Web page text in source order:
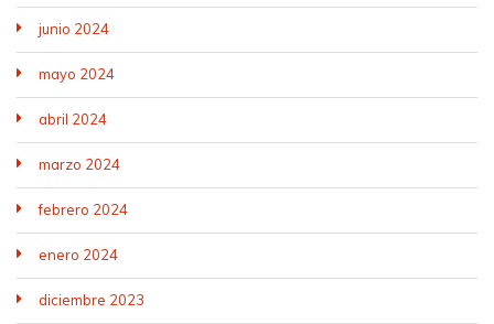
junio 2024
mayo 2024
abril 2024
marzo 2024
febrero 2024
enero 2024
diciembre 2023